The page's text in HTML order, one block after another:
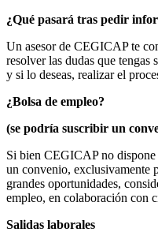
¿Qué pasará tras pedir
Un asesor de CEGICAP te
resolver las dudas que tengas
y si lo deseas, realizar el
¿Bolsa de empleo?
(se podría suscribir un
Si bien CEGICAP no dispone
un convenio, exclusivamente
grandes oportunidades,
empleo, en colaboración con
Salidas laborales